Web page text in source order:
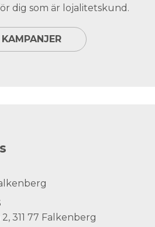
dig som är lojalitetskund.
KAMPANJER
311 77 Falkenberg